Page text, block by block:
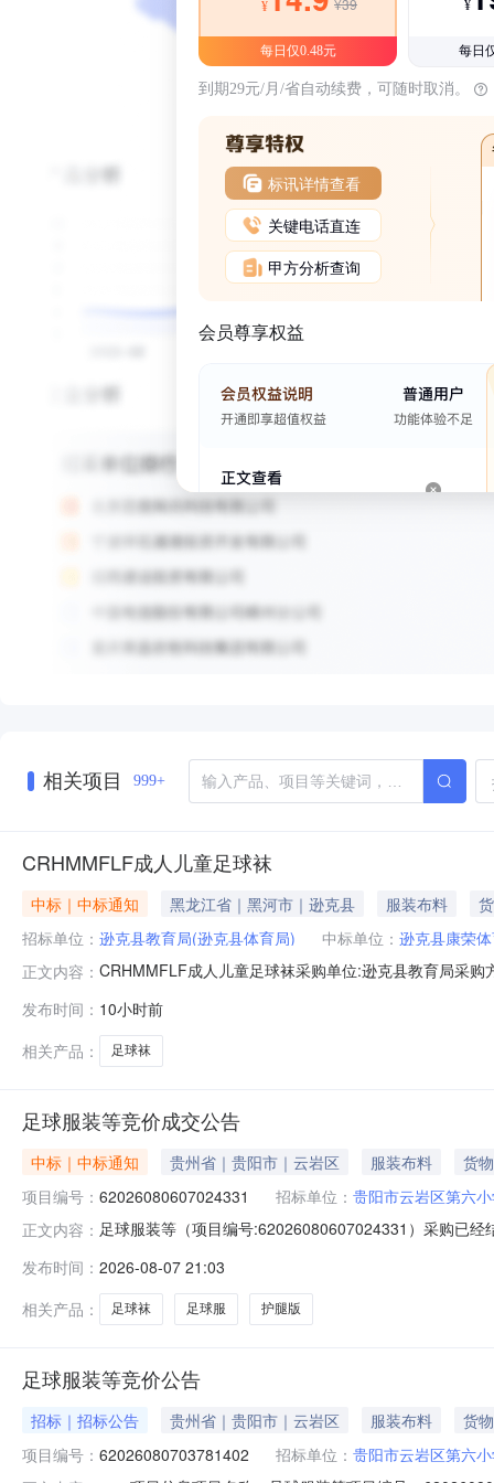
¥
每日仅0.48元
¥
每日
到期29元/月/省自动续费，可随时取消。
标讯详情查看
关键电话直连
甲方分析查询
会员尊享权益
相关项目 999+
CRHMMFLF成人儿童足球袜
中标｜中标通知 黑龙江省｜黑河市｜逊克县 服装布料
招标单位： 逊克县教育局(逊克县体育局) 中标单位： 逊克县康荣
正文内容： CRHMMFLF成人儿童足球袜采购单位:逊克县教育局采
发布时间： 10小时前
相关产品：
足球袜
足球服装等竞价成交公告
中标｜中标通知 贵州省｜贵阳市｜云岩区 服装布料
货物
项目编号： 62026080607024331 招标单位： 贵阳市云岩区第六
正文内容： 足球服装等（项目编号:62026080607024331）采购已
阳市云岩区第六小学采购单位地址：金阳南路2号三、成
发布时间： 2026-08-07 21:03
相关产品：
足球袜 足球服 护腿版
足球服装等竞价公告
招标｜招标公告 贵州省｜贵阳市｜云岩区 服装布料
货物
项目编号： 62026080703781402 招标单位： 贵阳市云岩区第六